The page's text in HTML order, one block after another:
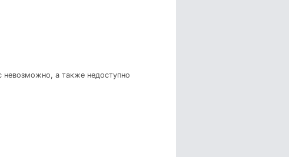
невозможно, а также недоступно